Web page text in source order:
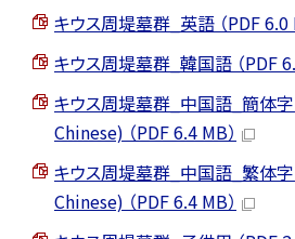
キウス周堤墓群_英語 （PDF 6.0
キウス周堤墓群_韓国語 （PDF
キウス周堤墓群_中国語_簡体
Chinese) （PDF 6.4 MB）
キウス周堤墓群_中国語_繁体
Chinese) （PDF 6.4 MB）